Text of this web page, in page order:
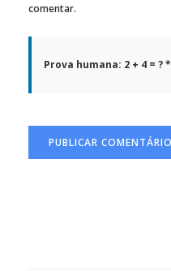
comentar.
Prova humana: 2 + 4 = ? *